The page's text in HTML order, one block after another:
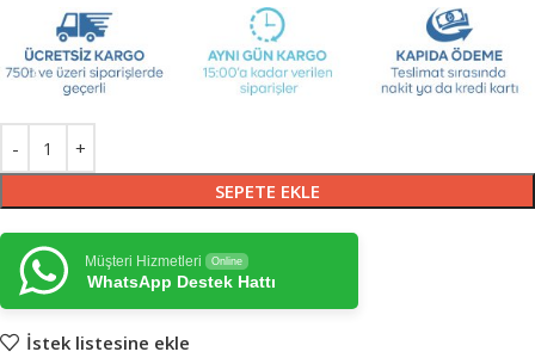
SEPETE EKLE
Müşteri Hizmetleri Online
WhatsApp Destek Hattı
İstek listesine ekle